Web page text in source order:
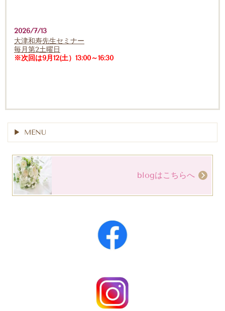
2026/7/13
大津和寿先生セミナー
毎月第2土曜日
※次回は9月12(土）13:00～16:30
MENU
blogはこちらへ